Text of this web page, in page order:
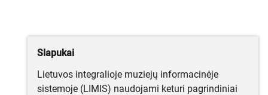
Slapukai
Lietuvos integralioje muziejų informacinėje
sistemoje (LIMIS) naudojami keturi pagrindiniai